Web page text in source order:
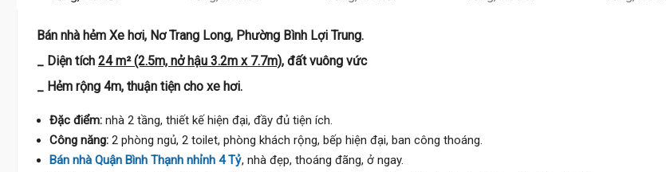
Bán nhà hẻm Xe hơi, Nơ Trang Long, Phường Bình Lợi Trung.
_ Diện tích 24 m² (2.5m, nở hậu 3.2m x 7.7m), đất vuông vức
_ Hẻm rộng 4m, thuận tiện cho xe hơi.
Đặc điểm: nhà 2 tầng, thiết kế hiện đại, đầy đủ tiện ích.
Công năng: 2 phòng ngủ, 2 toilet, phòng khách rộng, bếp hiện đại, ban công thoáng.
Bán nhà Quận Bình Thạnh nhỉnh 4 Tỷ, nhà đẹp, thoáng đãng, ở ngay.
3 tỷ 850 triệu